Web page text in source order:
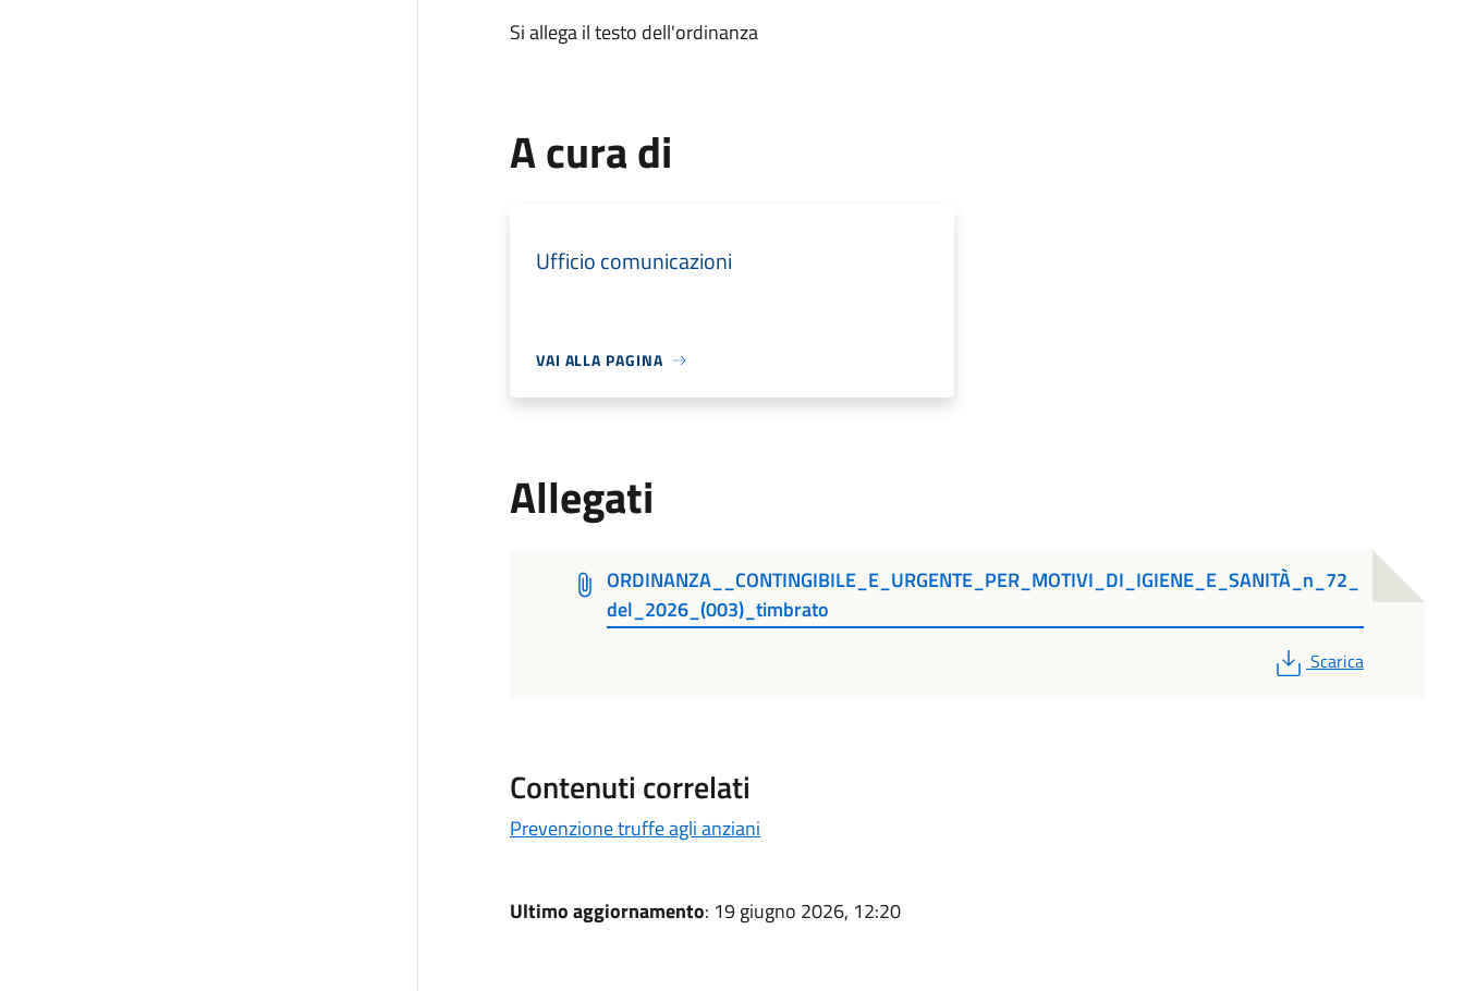
Si allega il testo dell'ordinanza
A cura di
Ufficio comunicazioni
VAI ALLA PAGINA
Allegati
ORDINANZA__CONTINGIBILE_E_URGENTE_PER_MOTIVI_DI_IGIENE_E_SANITÀ_n_72_
del_2026_(003)_timbrato
PDF
Scarica
Contenuti correlati
Prevenzione truffe agli anziani
Ultimo aggiornamento: 19 giugno 2026, 12:20